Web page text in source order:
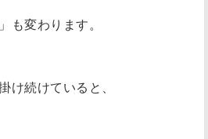
も変わります。
け続けていると、